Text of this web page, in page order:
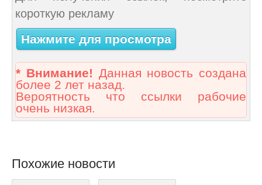
короткую рекламу
Нажмите для просмотра
* Внимание! Данная новость создана
более 2 лет назад.
Вероятность что ссылки рабочие
очень низкая.
Похожие новости